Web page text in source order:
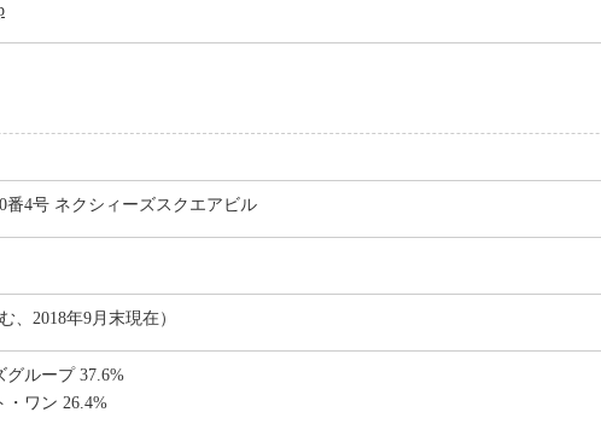
番4号 ネクシィーズスクエアビル
、2018年9月末現在）
グループ 37.6%
・ワン 26.4%